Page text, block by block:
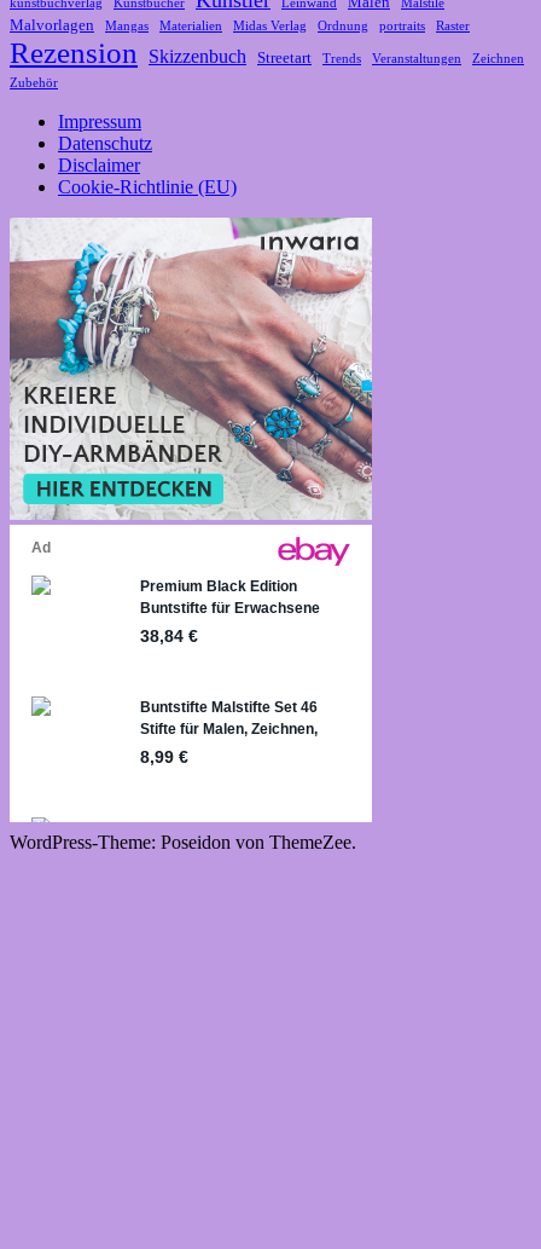
kunstbuchverlag Kunstbücher Leinwand Malstile
Malvorlagen Mangas Materialien Midas Verlag Ordnung portraits Raster
Rezension Skizzenbuch Streetart Trends Veranstaltungen
Zeichnen
Zubehör
Impressum
Datenschutz
Disclaimer
Cookie-Richtlinie (EU)
WordPress-Theme: Poseidon von ThemeZee.